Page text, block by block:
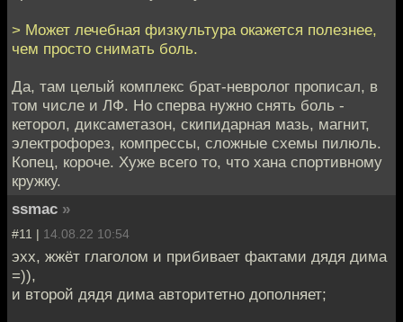
> Может лечебная физкультура окажется полезнее,
чем просто снимать боль.
Да, там целый комплекс брат-невролог прописал, в
том числе и ЛФ. Но сперва нужно снять боль -
кеторол, диксаметазон, скипидарная мазь, магнит,
электрофорез, компрессы, сложные схемы пилюль.
Копец, короче. Хуже всего то, что хана спортивному
кружку.
ssmac »
#11 | 14.08.22 10:54
эхх, жжёт глаголом и прибивает фактами дядя дима
=)),
и второй дядя дима авторитетно дополняет;